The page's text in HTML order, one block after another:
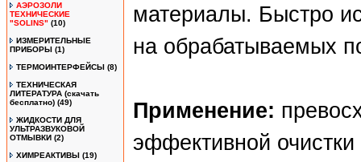
АЭРОЗОЛИ
ТЕХНИЧЕСКИЕ
"SOLINS" (10)
ИЗМЕРИТЕЛЬНЫЕ
ПРИБОРЫ (1)
ТЕРМОИНТЕРФЕЙСЫ (8)
ТЕХНИЧЕСКАЯ
ЛИТЕРАТУРА (скачать
бесплатно) (49)
ЖИДКОСТИ ДЛЯ
УЛЬТРАЗВУКОВОЙ
ОТМЫВКИ (2)
ХИМРЕАКТИВЫ (19)
материалы. Быстро
на обрабатываемых
Применение:
эффективной